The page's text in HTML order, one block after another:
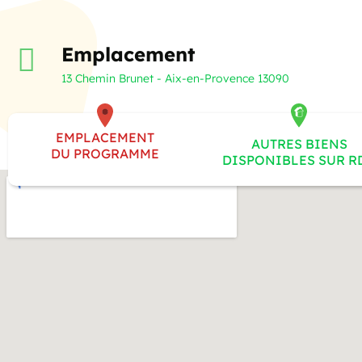
Emplacement
13 Chemin Brunet - Aix-en-Provence 13090
EMPLACEMENT
DU PROGRAMME
AUTRES BIENS
DISPONIBLES SUR